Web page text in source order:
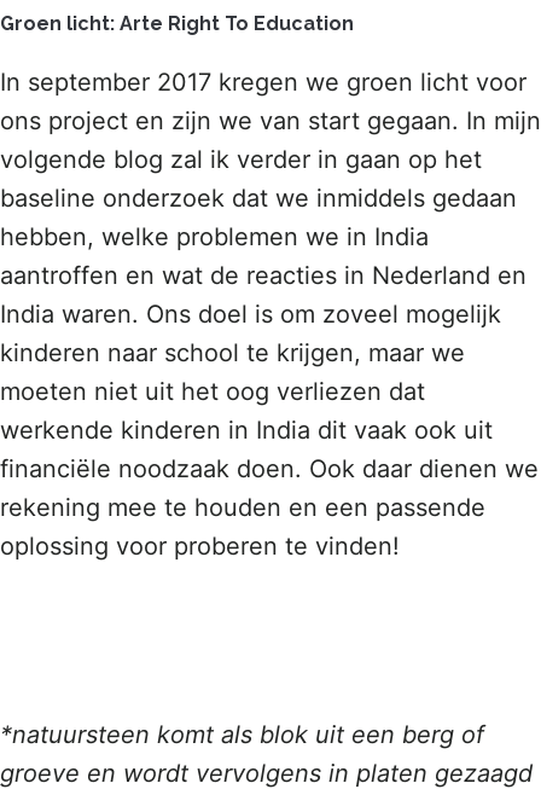
Groen licht: Arte Right To Education
In september 2017 kregen we groen licht voor
ons project en zijn we van start gegaan. In mijn
volgende blog zal ik verder in gaan op het
baseline onderzoek dat we inmiddels gedaan
hebben, welke problemen we in India
aantroffen en wat de reacties in Nederland en
India waren. Ons doel is om zoveel mogelijk
kinderen naar school te krijgen, maar we
moeten niet uit het oog verliezen dat
werkende kinderen in India dit vaak ook uit
financiële noodzaak doen. Ook daar dienen we
rekening mee te houden en een passende
oplossing voor proberen te vinden!
*natuursteen komt als blok uit een berg of
groeve en wordt vervolgens in platen gezaagd